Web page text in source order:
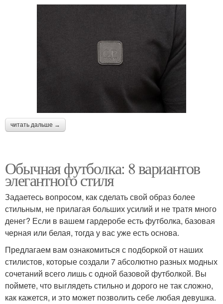
читать дальше →
Обычная футболка: 8 вариантов
элегантного стиля
Задаетесь вопросом, как сделать свой образ более
стильным, не прилагая больших усилий и не тратя много
денег? Если в вашем гардеробе есть футболка, базовая
черная или белая, тогда у вас уже есть основа.
Предлагаем вам ознакомиться с подборкой от наших
стилистов, которые создали 7 абсолютно разных модных
сочетаний всего лишь с одной базовой футболкой. Вы
поймете, что выглядеть стильно и дорого не так сложно,
как кажется, и это может позволить себе любая девушка.